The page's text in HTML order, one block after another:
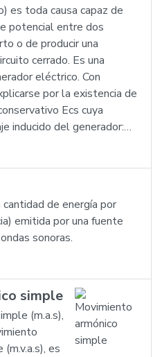
es toda causa capaz de
potencial entre dos
o de producir una
cerrado. Es una
eléctrico. Con
por la existencia de
Ecs cuya
inducido del generador:…
de energía por
emitida por una fuente
sonoras.
simple
(m.a.s),
es